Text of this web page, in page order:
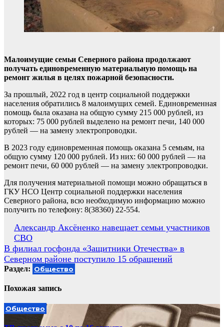
Малоимущие семьи Северного района продолжают
получать единовременную материальную помощь на
ремонт жилья в целях пожарной безопасности.
За прошлый, 2022 год в центр социальной поддержки
населения обратились 8 малоимущих семей. Единовременная
помощь была оказана на общую сумму 215 000 рублей, из
которых: 75 000 рублей выделено на ремонт печи, 140 000
рублей — на замену электропроводки.
В 2023 году единовременная помощь оказана 5 семьям, на
общую сумму 120 000 рублей. Из них: 60 000 рублей — на
ремонт печи, 60 000 рублей — на замену электропроводки.
Для получения материальной помощи можно обращаться в
ГКУ НСО Центр социальной поддержки населения
Северного района, всю необходимую информацию можно
получить по телефону: 8(38360) 22-554.
Навигация
по
записям
Александр Аксёненко навещает семьи участников
СВО
В филиал госфонда «Защитники Отечества» в
Северном районе поступило 15 обращений
Раздел: Общество
Похожая запись
Общество